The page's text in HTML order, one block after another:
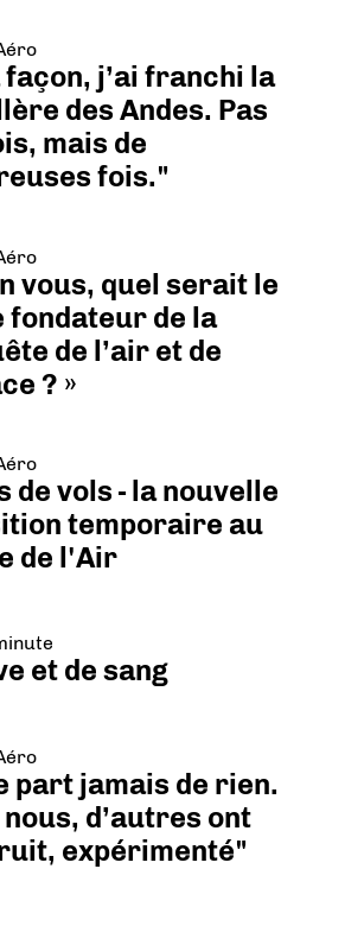
façon, j’ai franchi la
des Andes. Pas
mais de
fois."
vous, quel serait le
fondateur de la
de l’air et de
? »
de vols - la nouvelle
temporaire au
de l'Air
et de sang
part jamais de rien.
d’autres ont
expérimenté"